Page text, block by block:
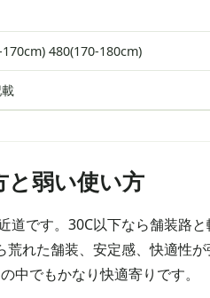
480(170-180cm)
と弱い使い方
道です。30C以下なら舗装路
荒れた舗装、安定感、快適性
中でもかなり快適寄りです。